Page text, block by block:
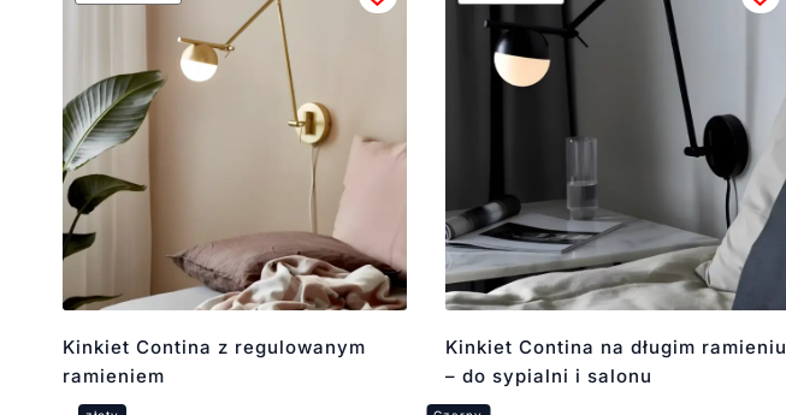
Kinkiet Contina z regulowanym
ramieniem
Kinkiet Contina na długim ramieniu
– do sypialni i salonu